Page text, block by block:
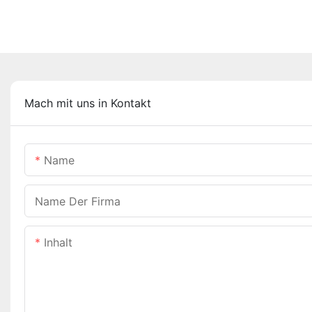
Mach mit uns in Kontakt
Name
Name Der Firma
Inhalt